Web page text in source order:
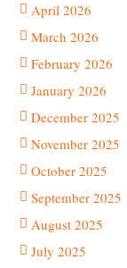
April 2026
March 2026
February 2026
January 2026
December 2025
November 2025
October 2025
September 2025
August 2025
July 2025